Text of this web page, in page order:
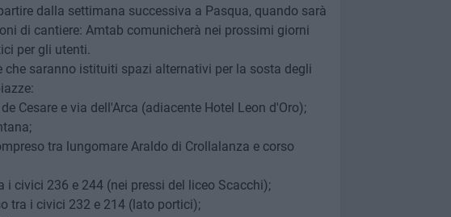
dalla settimana successiva a Pasqua, quando sarà
di cantiere: Amtab comunicherà nei prossimi giorni
per gli utenti.
saranno istituiti spazi alternativi per la sosta degli
Cesare e via dell'Arca (adiacente Hotel Leon d'Oro);
tra lungomare Araldo di Crollalanza e corso
civici 236 e 244 (nei pressi del liceo Scacchi);
tra i civici 232 e 214 (lato portici);